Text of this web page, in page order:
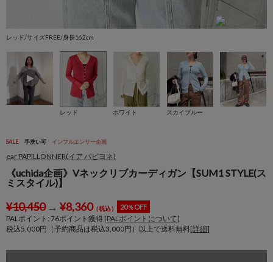
レッド/サイズFREE/身長162cm
レッド ホワイト スカイブルー
SALE 手洗い可 インフルエンサー企画
ear PAPILLONNER(イア パピヨネ)
《uchida企画》Vネックリブカーディガン【SUM1 STYLE(ス
ミスタイル)】
¥10,450→ ¥8,360（税込） 20％OFF
PALポイント: 76ポイント獲得 [PALポイントについて]
税込5,000円（予約商品は税込3,000円）以上で送料無料[詳細]